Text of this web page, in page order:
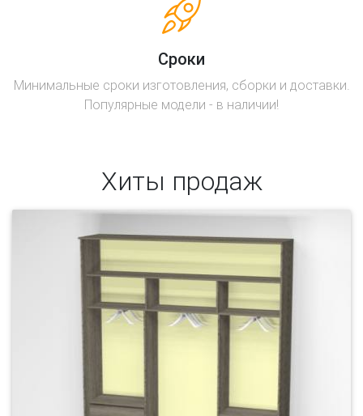
Сроки
Минимальные сроки изготовления, сборки и доставки.
Популярные модели - в наличии!
Хиты продаж